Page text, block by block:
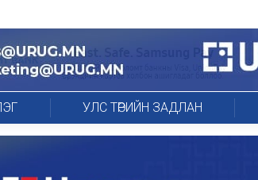
УЛС ТӨРИЙН ЗАДЛАН